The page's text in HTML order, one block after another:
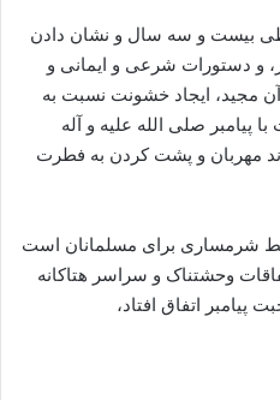
طی بیست و سه سال و نشان دادن
و دستورات شرعی و ایمانی و
مجید، ایجاد خشونت نسبت به
پیامبر صلی الله علیه و آله
مهربان و پشت کردن به فطرت
شرمساری برای مسلمانان است
وحشتناک و سراسر هتاکانه
پیامبر اتفاق افتاد،